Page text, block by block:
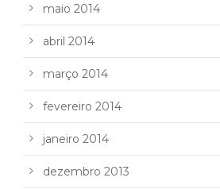
maio 2014
abril 2014
março 2014
fevereiro 2014
janeiro 2014
dezembro 2013